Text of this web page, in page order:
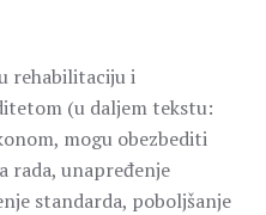
rehabilitaciju i
(u daljem tekstu:
mogu obezbediti
rada, unapređenje
standarda, poboljšanje